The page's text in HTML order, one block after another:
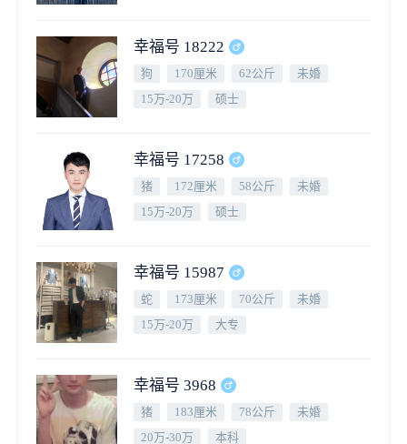
幸福号 18222
狗 170厘米 62公斤
未婚
15万-20万
硕士
幸福号 17258
猪 172厘米 58公斤
未婚
15万-20万
硕士
幸福号 15987
蛇 173厘米 70公斤
未婚
15万-20万
大专
幸福号 3968
猪 183厘米 78公斤
未婚
20万-30万
本科